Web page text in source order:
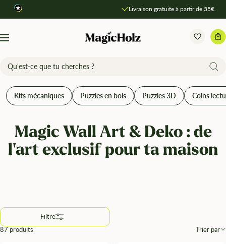
Livraison gratuite à partir de 35€.
Navigation MagicHolz
Kits mécaniques Puzzles en bois Puzzles 3D Coins
Magic Wall Art & Deko : de
l'art exclusif pour ta maison
Filtre
87 produits
Trier par
Comparer les produits